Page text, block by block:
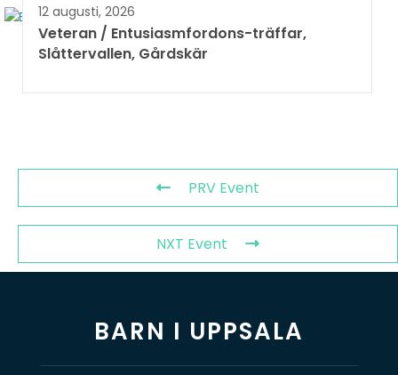
12 augusti, 2026
Veteran / Entusiasmfordons-träffar,
Slåttervallen, Gårdskär
PRV Event
NXT Event
BARN I UPPSALA